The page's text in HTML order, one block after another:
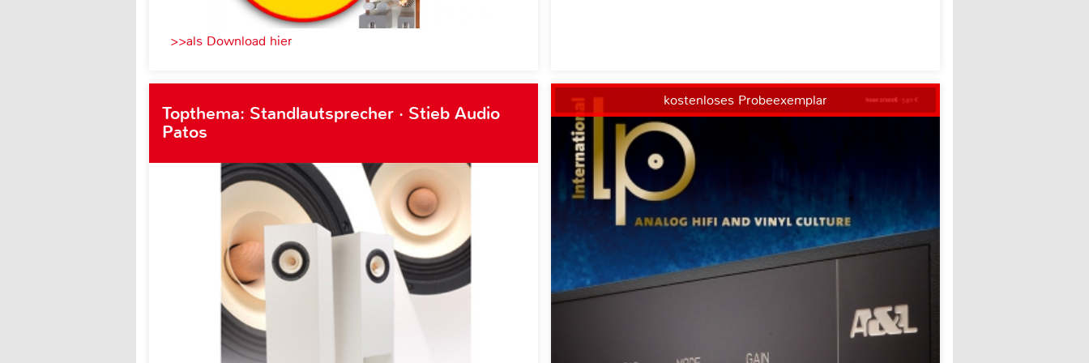
>>als Download hier
Topthema: Standlautsprecher · Stieb Audio
Patos
kostenloses Probeexemplar